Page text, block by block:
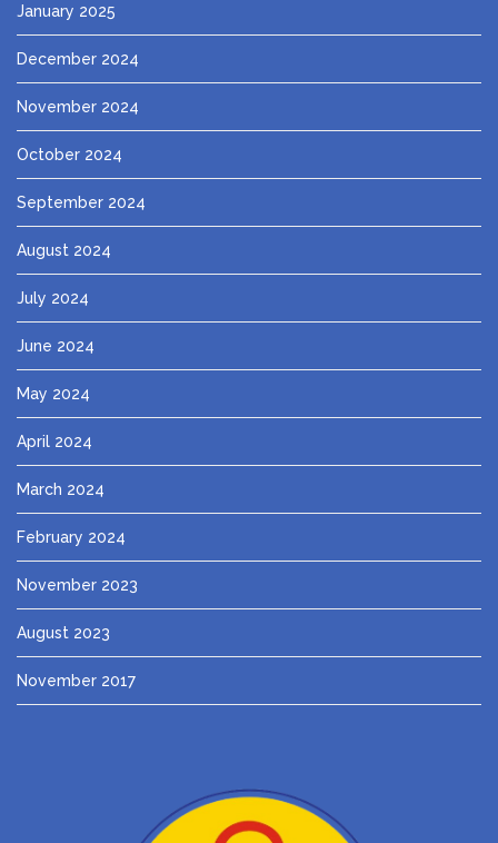
January 2025
December 2024
November 2024
October 2024
September 2024
August 2024
July 2024
June 2024
May 2024
April 2024
March 2024
February 2024
November 2023
August 2023
November 2017